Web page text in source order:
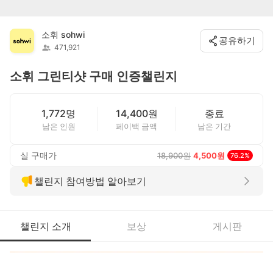
소휘 sohwi
471,921
공유하기
소휘 그린티샷 구매 인증챌린지
1,772명
남은 인원
14,400원
페이백 금액
종료
남은 기간
실 구매가 18,900원 4,500원 76.2%
챌린지 참여방법 알아보기
챌린지 소개 보상 게시판